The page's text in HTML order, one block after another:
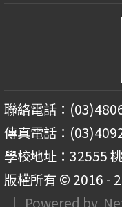
聯絡電話：
傳真電話：
學校地址：32555
版權所有 © 2016 -
| Powered by